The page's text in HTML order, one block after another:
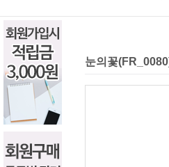
눈의꽃